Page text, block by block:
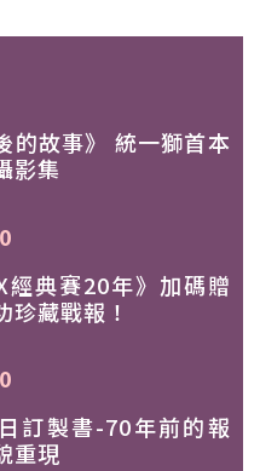
的故事》 統一獅首本
影集
經典賽20年》加碼贈
珍藏戰報！
訂製書-70年前的報
重現